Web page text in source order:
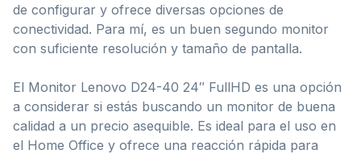
de configurar y ofrece diversas opciones de
conectividad. Para mí, es un buen segundo monitor
con suficiente resolución y tamaño de pantalla.
El Monitor Lenovo D24-40 24″ FullHD es una opción
a considerar si estás buscando un monitor de buena
calidad a un precio asequible. Es ideal para el uso en
el Home Office y ofrece una reacción rápida para